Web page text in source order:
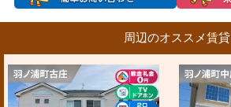
周辺のオススメ賃貸